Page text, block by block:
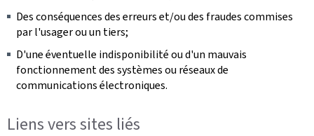
Des conséquences des erreurs et/ou des fraudes commises
par l'usager ou un tiers;
D'une éventuelle indisponibilité ou d'un mauvais
fonctionnement des systèmes ou réseaux de
communications électroniques.
Liens vers sites liés